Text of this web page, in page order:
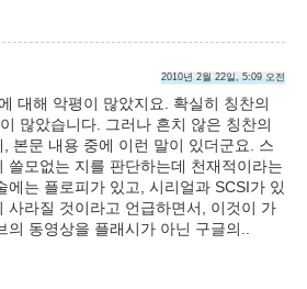
2010년 2월 22일, 5:09 오전
대해 악평이 많았지요. 확실히 칭찬의
많았습니다. 그러나 흔치 않은 칭찬의
본문 내용 중에 이런 말이 있더군요. 스
쓸모없는 지를 판단하는데 천재적이라는
에는 플로피가 있고, 시리얼과 SCSI가 있
사라질 것이라고 언급하면서, 이것이 가
동영상을 플래시가 아닌 구글의..